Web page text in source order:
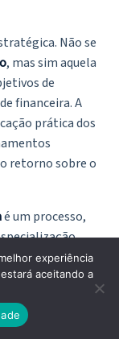
Não se
, mas sim aquela
de
financeira. A
prática dos
retorno sobre o
é um processo,
e
Profissionais
expandem
e buscam
experiência
aceitando a